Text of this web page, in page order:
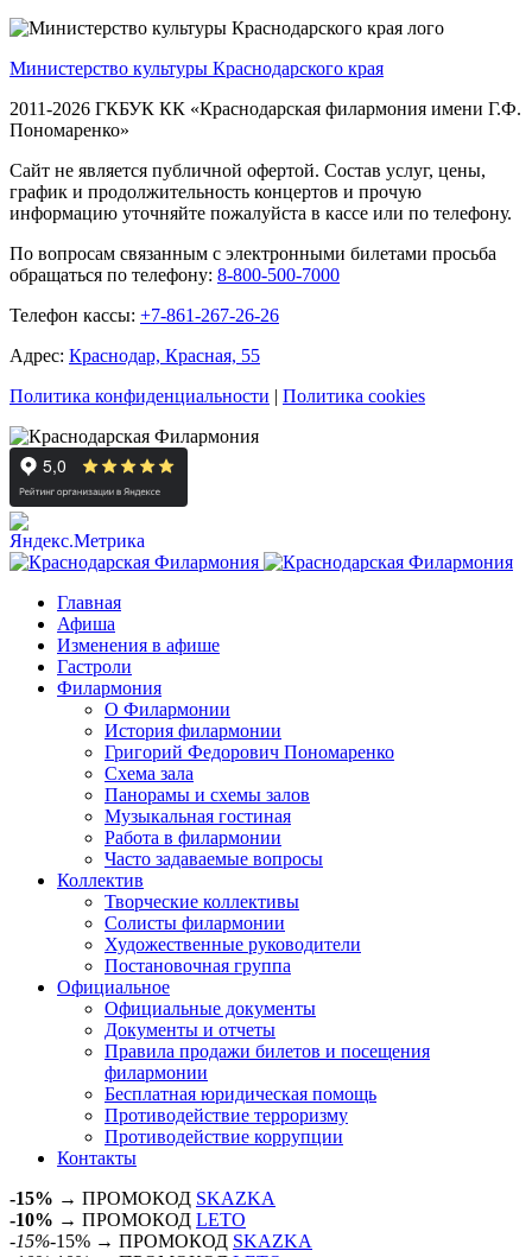
Министерство культуры Краснодарского края
2011-2026 ГКБУК КК «Краснодарская филармония имени Г.Ф.
Пономаренко»
Сайт не является публичной офертой. Состав услуг, цены,
график и продолжительность концертов и прочую
информацию уточняйте пожалуйста в кассе или по телефону.
По вопросам связанным с электронными билетами просьба
обращаться по телефону: 8-800-500-7000
Телефон кассы: +7-861-267-26-26
Адрес: Краснодар, Красная, 55
Политика конфиденциальности | Политика cookies
Главная
Афиша
Изменения в афише
Гастроли
Филармония
О Филармонии
История филармонии
Григорий Федорович Пономаренко
Схема зала
Панорамы и схемы залов
Музыкальная гостиная
Работа в филармонии
Часто задаваемые вопросы
Коллектив
Творческие коллективы
Солисты филармонии
Художественные руководители
Постановочная группа
Официальное
Официальные документы
Документы и отчеты
Правила продажи билетов и посещения
филармонии
Бесплатная юридическая помощь
Противодействие терроризму
Противодействие коррупции
Контакты
-15% → ПРОМОКОД SKAZKA
-10% → ПРОМОКОД LETO
-15%-15% → ПРОМОКОД SKAZKA